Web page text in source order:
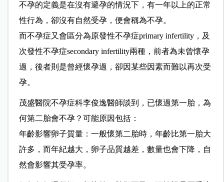
不孕的定義是在沒有避孕的情況下，有一年以上的正常
性行為，卻沒有自然受孕，便會稱為不孕。
而不孕症又會區分為原發性不孕症primary infertility，及
次發性不孕症secondary infertility兩種，前者為未曾懷孕
過，後者則是曾經懷孕過，卻因某些因素而難以再次受
孕。
茂盛醫院不孕症科李俊逸醫師談到，已懷過第一胎，為
何第二胎會不孕？可能原因包括：
年齡影響卵子質量：一般懷第二胎時，年齡比第一胎大
許多，而年紀越大，卵子品質越差，數量也會下降，自
然會影響其受孕率。